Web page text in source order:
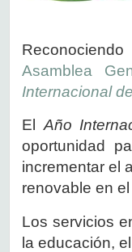
Asamblea
Internacional
El Año
oportunidad
incrementar el
renovable en
Los servicios
la educación,